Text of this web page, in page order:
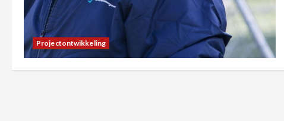
Projectontwikkeling